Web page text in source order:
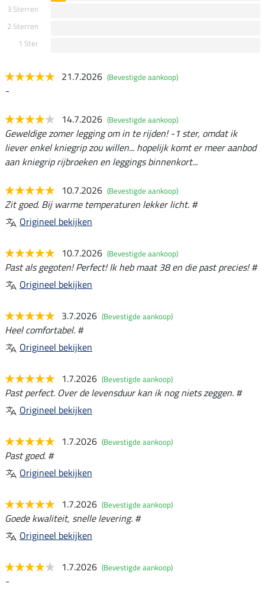
3 Sterren
2 Sterren
1 Ster
21.7.2026 (Bevestigde aankoop)
-
14.7.2026 (Bevestigde aankoop)
Geweldige zomer legging om in te rijden! -1 ster, omdat ik
liever enkel kniegrip zou willen... hopelijk komt er meer aanbod
aan kniegrip rijbroeken en leggings binnenkort...
10.7.2026 (Bevestigde aankoop)
Zit goed. Bij warme temperaturen lekker licht. #
Origineel bekijken
10.7.2026 (Bevestigde aankoop)
Past als gegoten! Perfect! Ik heb maat 38 en die past precies! #
Origineel bekijken
3.7.2026 (Bevestigde aankoop)
Heel comfortabel. #
Origineel bekijken
1.7.2026 (Bevestigde aankoop)
Past perfect. Over de levensduur kan ik nog niets zeggen. #
Origineel bekijken
1.7.2026 (Bevestigde aankoop)
Past goed. #
Origineel bekijken
1.7.2026 (Bevestigde aankoop)
Goede kwaliteit, snelle levering. #
Origineel bekijken
1.7.2026 (Bevestigde aankoop)
-